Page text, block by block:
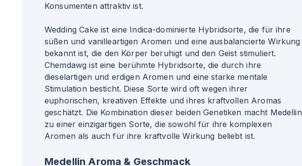
Konsumenten attraktiv ist.
Wedding Cake ist eine Indica-dominierte Hybridsorte, die für ihre
süßen und vanilleartigen Aromen und eine ausbalancierte Wirkung
bekannt ist, die den Körper beruhigt und den Geist stimuliert.
Chemdawg ist eine berühmte Hybridsorte, die durch ihre
dieselartigen und erdigen Aromen und eine starke mentale
Stimulation besticht. Diese Sorte wird oft wegen ihrer
euphorischen, kreativen Effekte und ihres kraftvollen Aromas
geschätzt. Die Kombination dieser beiden Genetiken macht Medellin
zu einer einzigartigen Sorte, die sowohl für ihre komplexen
Aromen als auch für ihre kraftvolle Wirkung beliebt ist.
Medellin Aroma & Geschmack